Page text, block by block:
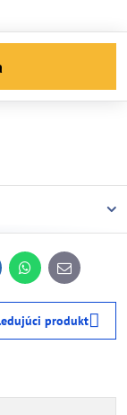
WhatsApp
E-
mail
produkt